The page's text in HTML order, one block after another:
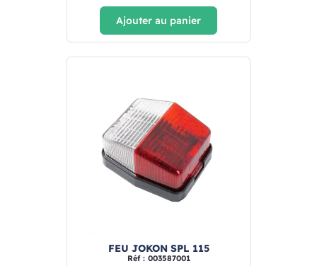
Ajouter au panier
FEU JOKON SPL 115
Réf : 003587001